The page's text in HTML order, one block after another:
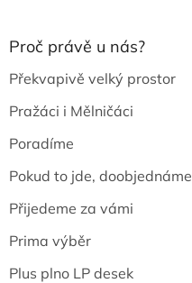
Proč právě u nás?
Překvapivě velký prostor
Pražáci i Mělničáci
Poradíme
Pokud to jde, doobjednáme
Přijedeme za vámi
Prima výběr
Plus plno LP desek